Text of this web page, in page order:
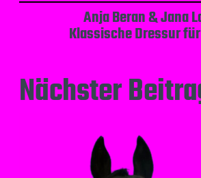
Anja Beran & Jana
Klassische Dressur
Nächster